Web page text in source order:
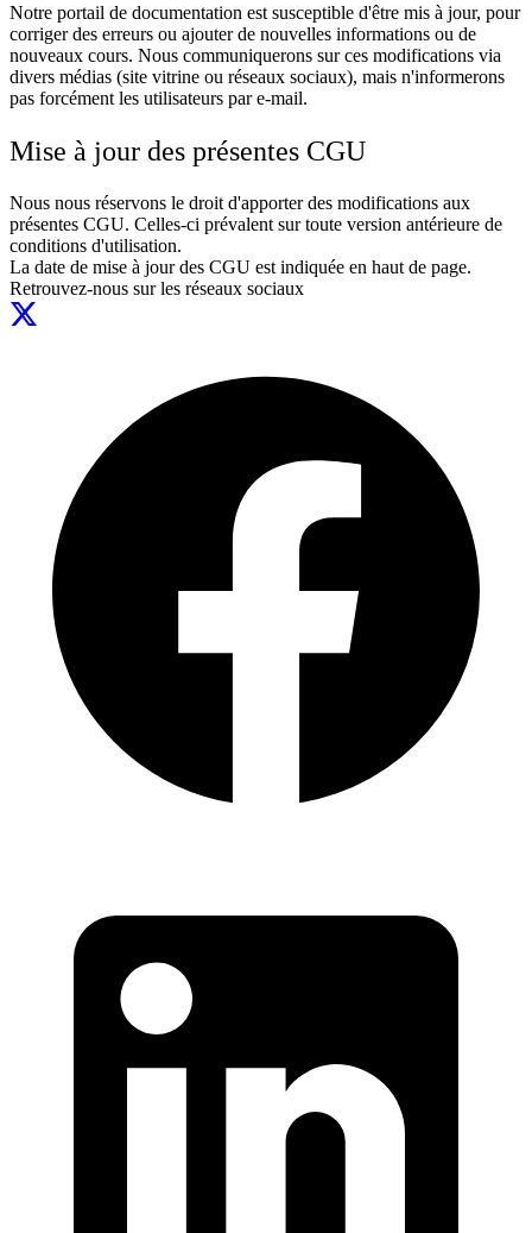
Notre portail de documentation est susceptible d'être mis à jour, pour
corriger des erreurs ou ajouter de nouvelles informations ou de
nouveaux cours. Nous communiquerons sur ces modifications via
divers médias (site vitrine ou réseaux sociaux), mais n'informerons
pas forcément les utilisateurs par e-mail.
Mise à jour des présentes CGU
Nous nous réservons le droit d'apporter des modifications aux
présentes CGU. Celles-ci prévalent sur toute version antérieure de
conditions d'utilisation.
La date de mise à jour des CGU est indiquée en haut de page.
Retrouvez-nous sur les réseaux sociaux